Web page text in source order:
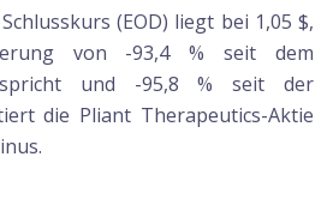
(EOD) liegt bei 1,05 $,
von -93,4 % seit dem
und -95,8 % seit der
die Pliant Therapeutics-Aktie